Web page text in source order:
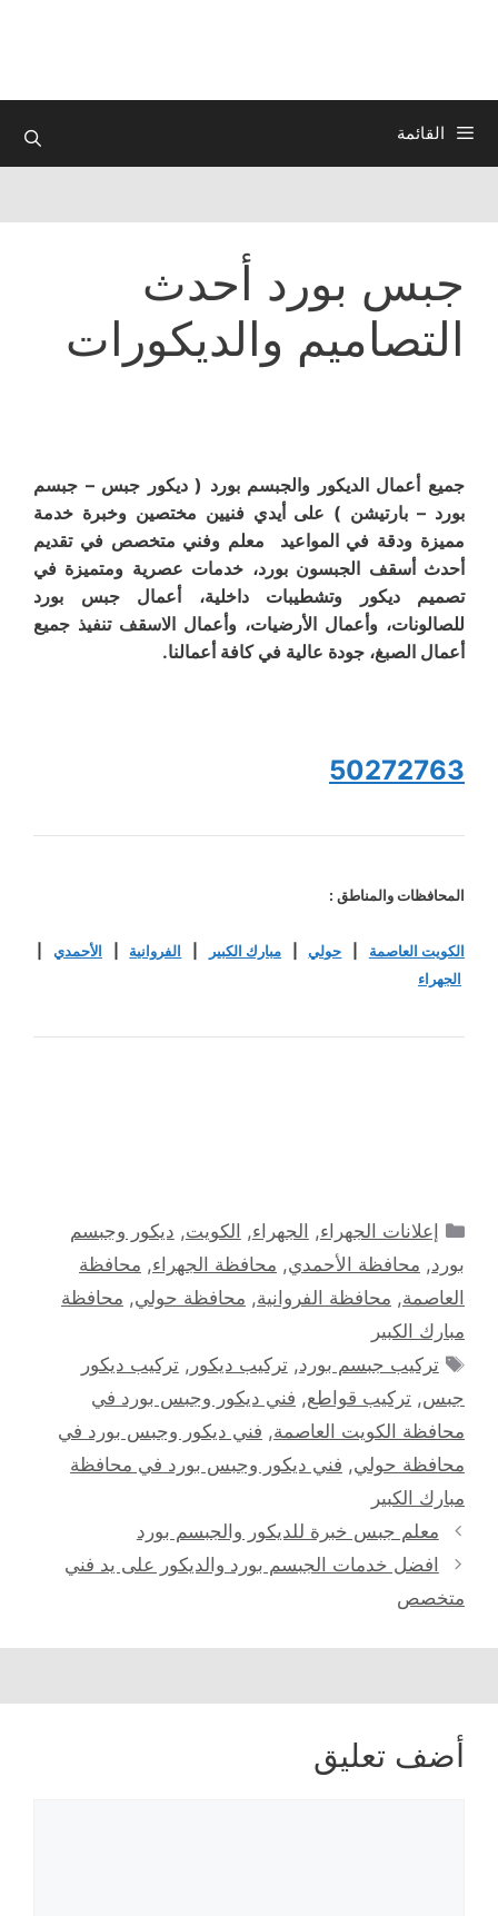
القائمة
جبس بورد أحدث
التصاميم والديكورات
جميع أعمال الديكور والجبسم بورد ( ديكور جبس – جبسم
بورد – بارتيشن ) على أيدي فنيين مختصين وخبرة خدمة
مميزة ودقة في المواعيد معلم وفني متخصص في تقديم
أحدث أسقف الجبسون بورد، خدمات عصرية ومتميزة في
تصميم ديكور وتشطيبات داخلية، أعمال جبس بورد
للصالونات، وأعمال الأرضيات، وأعمال الاسقف تنفيذ جميع
أعمال الصبغ، جودة عالية في كافة أعمالنا.
50272763
المحافظات والمناطق :
الكويت العاصمة حولي|مبارك الكبير الفروانية الأحمدي
الجهراء
التصنيفات
إعلانات الجهراء, الجهراء, الكويت, ديكور وجبسم
بورد, محافظة الأحمدي, محافظة الجهراء, محافظة
العاصمة, محافظة الفروانية, محافظة حولي, محافظة
مبارك الكبير
الوسوم
تركيب جبسم بورد,تركيب ديكور ,تركيب ديكور
جبس, تركيب قواطع, فني ديكور وجبس بورد في
محافظة الكويت العاصمة, فني ديكور وجبس بورد في
محافظة حولي, فني ديكور وجبس بورد في محافظة
مبارك الكبير
تصفّح
المقالات
معلم جبس خبرة للديكور والجبسم بورد
افضل خدمات الجبسم بورد والديكور على يد فني
متخصص
أضف تعليق